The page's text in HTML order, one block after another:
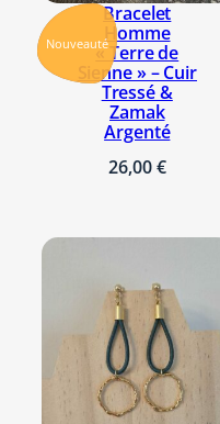
Nouveauté
Bracelet
Homme
« Terre de
Sienne » – Cuir
Tressé &
Zamak
Argenté
26,00€